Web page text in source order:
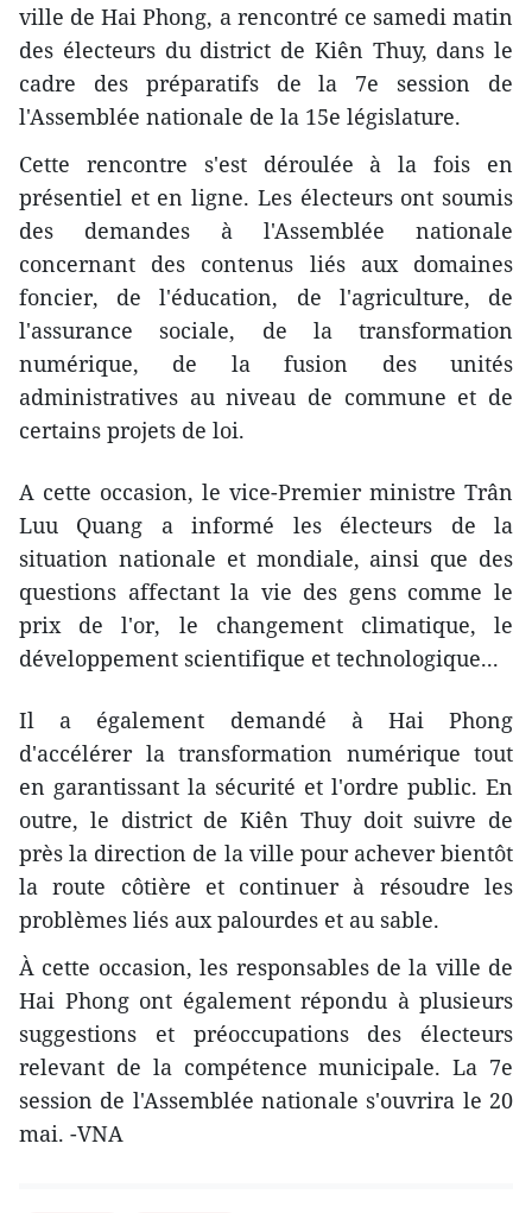
ville de Hai Phong, a rencontré ce samedi matin
des électeurs du district de Kiên Thuy, dans le
cadre des préparatifs de la 7e session de
l'Assemblée nationale de la 15e législature.
Cette rencontre s'est déroulée à la fois en
présentiel et en ligne. Les électeurs ont soumis
des demandes à l'Assemblée nationale
concernant des contenus liés aux domaines
foncier, de l'éducation, de l'agriculture, de
l'assurance sociale, de la transformation
numérique, de la fusion des unités
administratives au niveau de commune et de
certains projets de loi.
A cette occasion, le vice-Premier ministre Trân
Luu Quang a informé les électeurs de la
situation nationale et mondiale, ainsi que des
questions affectant la vie des gens comme le
prix de l'or, le changement climatique, le
développement scientifique et technologique...
Il a également demandé à Hai Phong
d'accélérer la transformation numérique tout
en garantissant la sécurité et l'ordre public. En
outre, le district de Kiên Thuy doit suivre de
près la direction de la ville pour achever bientôt
la route côtière et continuer à résoudre les
problèmes liés aux palourdes et au sable.
À cette occasion, les responsables de la ville de
Hai Phong ont également répondu à plusieurs
suggestions et préoccupations des électeurs
relevant de la compétence municipale. La 7e
session de l'Assemblée nationale s'ouvrira le 20
mai. -VNA